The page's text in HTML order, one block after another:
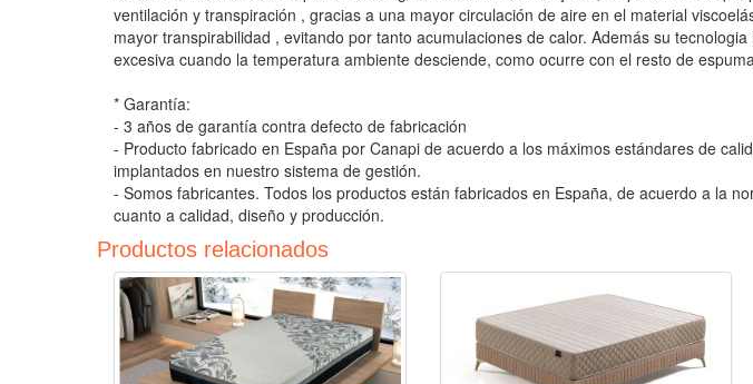
ventilación y transpiración , gracias a una mayor circulación de aire en el material
mayor transpirabilidad , evitando por tanto acumulaciones de calor. Además su
excesiva cuando la temperatura ambiente desciende, como ocurre con el resto de
* Garantía:
- 3 años de garantía contra defecto de fabricación
- Producto fabricado en España por Canapi de acuerdo a los máximos estándares de
implantados en nuestro sistema de gestión.
- Somos fabricantes. Todos los productos están fabricados en España, de acuerdo a la
cuanto a calidad, diseño y producción.
Productos relacionados